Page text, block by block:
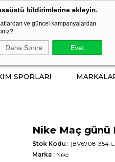
bildirimlerine ekleyin.
ve güncel kampanyalardan
Daha Sonra Evet
SİZİN İÇİN ÜRETELİM!
SPORLARI
Nike Maç günü
(BV6708-354-
Stok Kodu
Marka : Nike